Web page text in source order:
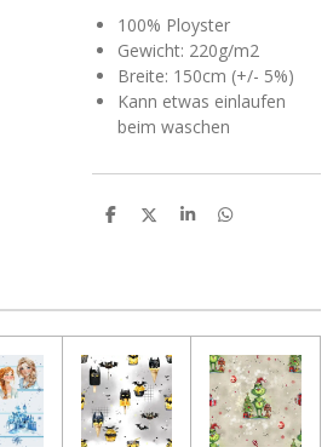
100% Ployster
Gewicht: 220g/m2
Breite: 150cm (+/- 5%)
Kann etwas einlaufen
beim waschen
T
n
T
n
T
n
T
n